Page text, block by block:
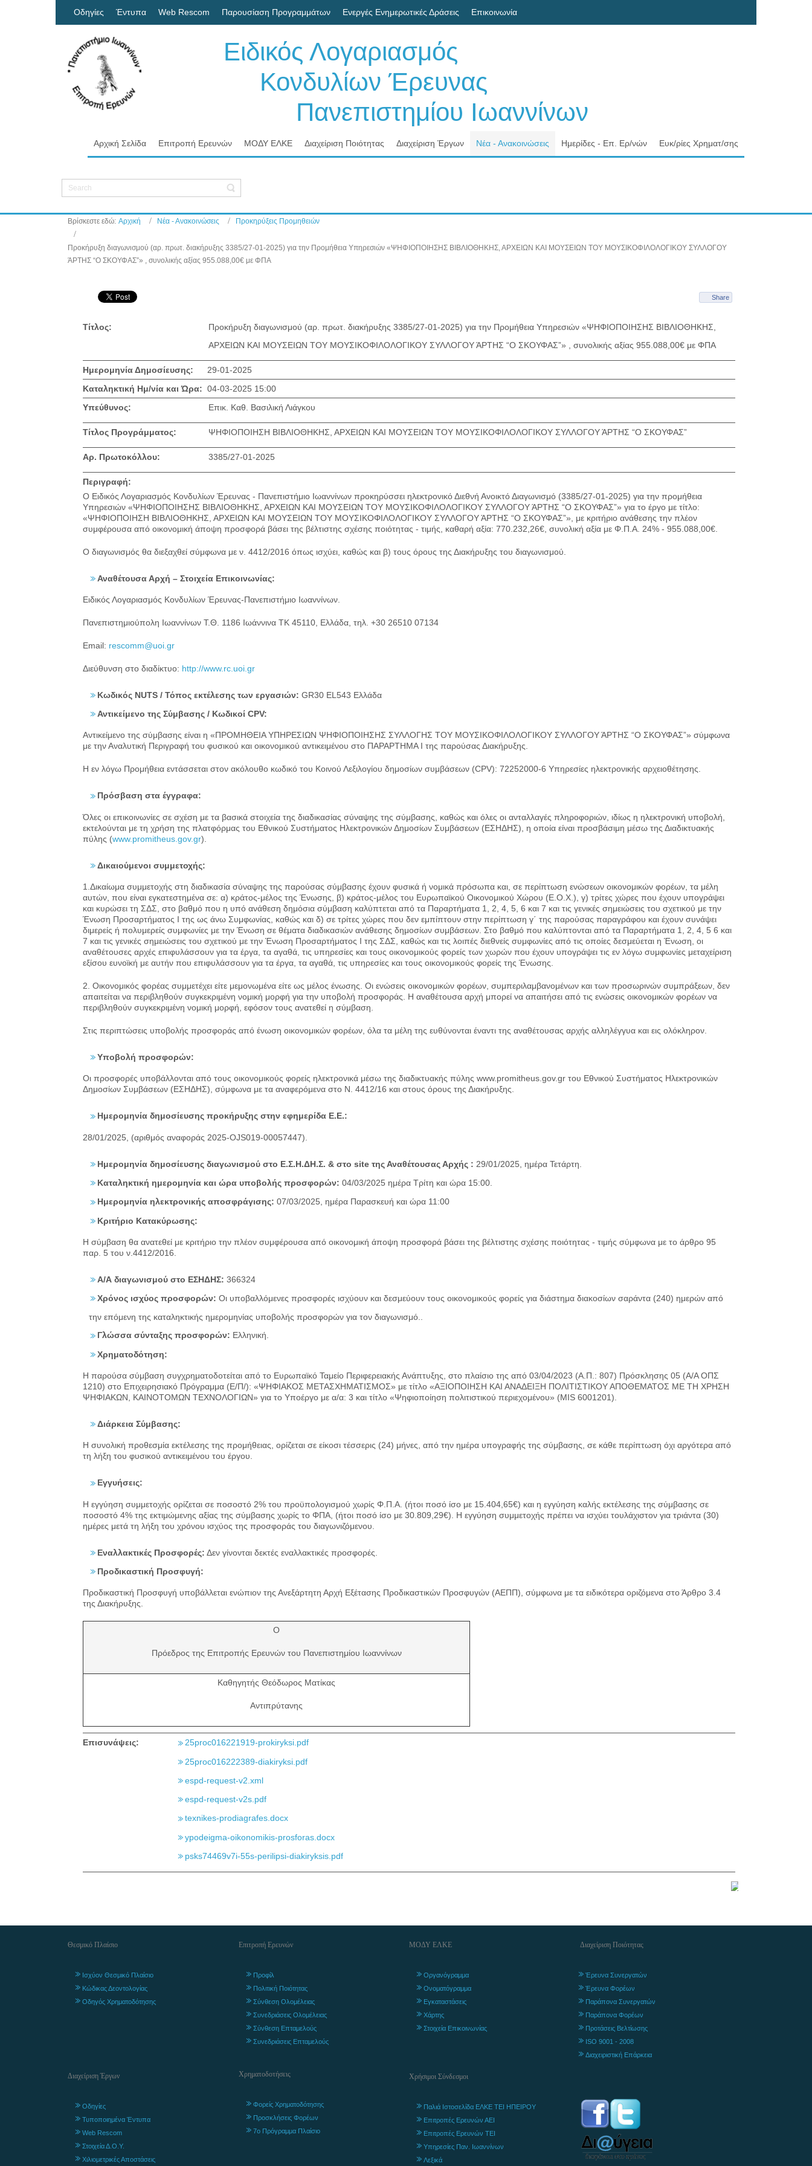
Οδηγίες Έντυπα Web Rescom Παρουσίαση Προγραμμάτων Ενεργές Ενημερωτικές Δράσεις Επικοινωνία
Ειδικός Λογαριασμός
Κονδυλίων Έρευνας
Πανεπιστημίου Ιωαννίνων
Αρχική Σελίδα Επιτροπή Ερευνών ΜΟΔΥ ΕΛΚΕ Διαχείριση Ποιότητας Διαχείριση Έργων Νέα - Ανακοινώσεις Ημερίδες - Επ. Ερ/νών Ευκ/ρίες Χρηματ/σης
Βρίσκεστε εδώ: Αρχική Νέα - Ανακοινώσεις Προκηρύξεις Προμηθειών
Προκήρυξη διαγωνισμού (αρ. πρωτ. διακήρυξης 3385/27-01-2025) για την Προμήθεια Υπηρεσιών «ΨΗΦΙΟΠΟΙΗΣΗΣ ΒΙΒΛΙΟΘΗΚΗΣ, ΑΡΧΕΙΩΝ ΚΑΙ ΜΟΥΣΕΙΩΝ ΤΟΥ ΜΟΥΣΙΚΟΦΙΛΟΛΟΓΙΚΟΥ ΣΥΛΛΟΓΟΥ
ΆΡΤΗΣ “Ο ΣΚΟΥΦΑΣ”» , συνολικής αξίας 955.088,00€ με ΦΠΑ
Share
Τίτλος:
Προκήρυξη διαγωνισμού (αρ. πρωτ. διακήρυξης 3385/27-01-2025) για την Προμήθεια Υπηρεσιών «ΨΗΦΙΟΠΟΙΗΣΗΣ ΒΙΒΛΙΟΘΗΚΗΣ,
ΑΡΧΕΙΩΝ ΚΑΙ ΜΟΥΣΕΙΩΝ ΤΟΥ ΜΟΥΣΙΚΟΦΙΛΟΛΟΓΙΚΟΥ ΣΥΛΛΟΓΟΥ ΆΡΤΗΣ “Ο ΣΚΟΥΦΑΣ”» , συνολικής αξίας 955.088,00€ με ΦΠΑ
Ημερομηνία Δημοσίευσης:
29-01-2025
Καταληκτική Ημ/νία και Ώρα: 04-03-2025 15:00
Υπεύθυνος:
Επικ. Καθ. Βασιλική Λιάγκου
Τίτλος Προγράμματος: ΨΗΦΙΟΠΟΙΗΣΗ ΒΙΒΛΙΟΘΗΚΗΣ, ΑΡΧΕΙΩΝ ΚΑΙ ΜΟΥΣΕΙΩΝ ΤΟΥ ΜΟΥΣΙΚΟΦΙΛΟΛΟΓΙΚΟΥ ΣΥΛΛΟΓΟΥ ΆΡΤΗΣ “Ο ΣΚΟΥΦΑΣ”
Αρ. Πρωτοκόλλου: 3385/27-01-2025
Περιγραφή:
Ο Ειδικός Λογαριασμός Κονδυλίων Έρευνας - Πανεπιστήμιο Ιωαννίνων προκηρύσσει ηλεκτρονικό Διεθνή Ανοικτό Διαγωνισμό (3385/27-01-2025) για την προμήθεια
Υπηρεσιών «ΨΗΦΙΟΠΟΙΗΣΗΣ ΒΙΒΛΙΟΘΗΚΗΣ, ΑΡΧΕΙΩΝ ΚΑΙ ΜΟΥΣΕΙΩΝ ΤΟΥ ΜΟΥΣΙΚΟΦΙΛΟΛΟΓΙΚΟΥ ΣΥΛΛΟΓΟΥ ΆΡΤΗΣ “Ο ΣΚΟΥΦΑΣ”» για το έργο με τίτλο:
«ΨΗΦΙΟΠΟΙΗΣΗ ΒΙΒΛΙΟΘΗΚΗΣ, ΑΡΧΕΙΩΝ ΚΑΙ ΜΟΥΣΕΙΩΝ ΤΟΥ ΜΟΥΣΙΚΟΦΙΛΟΛΟΓΙΚΟΥ ΣΥΛΛΟΓΟΥ ΆΡΤΗΣ “Ο ΣΚΟΥΦΑΣ”», με κριτήριο ανάθεσης την πλέον
συμφέρουσα από οικονομική άποψη προσφορά βάσει της βέλτιστης σχέσης ποιότητας - τιμής, καθαρή αξία: 770.232,26€, συνολική αξία με Φ.Π.Α. 24% - 955.088,00€.
Ο διαγωνισμός θα διεξαχθεί σύμφωνα με ν. 4412/2016 όπως ισχύει, καθώς και β) τους όρους της Διακήρυξης του διαγωνισμού.
Αναθέτουσα Αρχή – Στοιχεία Επικοινωνίας:
Ειδικός Λογαριασμός Κονδυλίων Έρευνας-Πανεπιστήμιο Ιωαννίνων.
Πανεπιστημιούπολη Ιωαννίνων Τ.Θ. 1186 Ιωάννινα ΤΚ 45110, Ελλάδα, τηλ. +30 26510 07134
Email: rescomm@uoi.gr
Διεύθυνση στο διαδίκτυο: http://www.rc.uoi.gr
Κωδικός NUTS / Τόπος εκτέλεσης των εργασιών: GR30 EL543 Ελλάδα
Αντικείμενο της Σύμβασης / Κωδικοί CPV:
Αντικείμενο της σύμβασης είναι η «ΠΡΟΜΗΘΕΙΑ ΥΠΗΡΕΣΙΩΝ ΨΗΦΙΟΠΟΙΗΣΗΣ ΣΥΛΛΟΓΗΣ ΤΟΥ ΜΟΥΣΙΚΟΦΙΛΟΛΟΓΙΚΟΥ ΣΥΛΛΟΓΟΥ ΆΡΤΗΣ “Ο ΣΚΟΥΦΑΣ”» σύμφωνα
με την Αναλυτική Περιγραφή του φυσικού και οικονομικού αντικειμένου στο ΠΑΡΑΡΤΗΜΑ Ι της παρούσας Διακήρυξης.
Η εν λόγω Προμήθεια εντάσσεται στον ακόλουθο κωδικό του Κοινού Λεξιλογίου δημοσίων συμβάσεων (CPV): 72252000-6 Υπηρεσίες ηλεκτρονικής αρχειοθέτησης.
Πρόσβαση στα έγγραφα:
Όλες οι επικοινωνίες σε σχέση με τα βασικά στοιχεία της διαδικασίας σύναψης της σύμβασης, καθώς και όλες οι ανταλλαγές πληροφοριών, ιδίως η ηλεκτρονική υποβολή,
εκτελούνται με τη χρήση της πλατφόρμας του Εθνικού Συστήματος Ηλεκτρονικών Δημοσίων Συμβάσεων (ΕΣΗΔΗΣ), η οποία είναι προσβάσιμη μέσω της Διαδικτυακής
πύλης (www.promitheus.gov.gr).
Δικαιούμενοι συμμετοχής:
1.Δικαίωμα συμμετοχής στη διαδικασία σύναψης της παρούσας σύμβασης έχουν φυσικά ή νομικά πρόσωπα και, σε περίπτωση ενώσεων οικονομικών φορέων, τα μέλη
αυτών, που είναι εγκατεστημένα σε: α) κράτος-μέλος της Ένωσης, β) κράτος-μέλος του Ευρωπαϊκού Οικονομικού Χώρου (Ε.Ο.Χ.), γ) τρίτες χώρες που έχουν υπογράψει
και κυρώσει τη ΣΔΣ, στο βαθμό που η υπό ανάθεση δημόσια σύμβαση καλύπτεται από τα Παραρτήματα 1, 2, 4, 5, 6 και 7 και τις γενικές σημειώσεις του σχετικού με την
Ένωση Προσαρτήματος I της ως άνω Συμφωνίας, καθώς και δ) σε τρίτες χώρες που δεν εμπίπτουν στην περίπτωση γ΄ της παρούσας παραγράφου και έχουν συνάψει
διμερείς ή πολυμερείς συμφωνίες με την Ένωση σε θέματα διαδικασιών ανάθεσης δημοσίων συμβάσεων. Στο βαθμό που καλύπτονται από τα Παραρτήματα 1, 2, 4, 5 6 και
7 και τις γενικές σημειώσεις του σχετικού με την Ένωση Προσαρτήματος I της ΣΔΣ, καθώς και τις λοιπές διεθνείς συμφωνίες από τις οποίες δεσμεύεται η Ένωση, οι
αναθέτουσες αρχές επιφυλάσσουν για τα έργα, τα αγαθά, τις υπηρεσίες και τους οικονομικούς φορείς των χωρών που έχουν υπογράψει τις εν λόγω συμφωνίες μεταχείριση
εξίσου ευνοϊκή με αυτήν που επιφυλάσσουν για τα έργα, τα αγαθά, τις υπηρεσίες και τους οικονομικούς φορείς της Ένωσης.
2. Οικονομικός φορέας συμμετέχει είτε μεμονωμένα είτε ως μέλος ένωσης. Οι ενώσεις οικονομικών φορέων, συμπεριλαμβανομένων και των προσωρινών συμπράξεων, δεν
απαιτείται να περιβληθούν συγκεκριμένη νομική μορφή για την υποβολή προσφοράς. Η αναθέτουσα αρχή μπορεί να απαιτήσει από τις ενώσεις οικονομικών φορέων να
περιβληθούν συγκεκριμένη νομική μορφή, εφόσον τους ανατεθεί η σύμβαση.
Στις περιπτώσεις υποβολής προσφοράς από ένωση οικονομικών φορέων, όλα τα μέλη της ευθύνονται έναντι της αναθέτουσας αρχής αλληλέγγυα και εις ολόκληρον.
Υποβολή προσφορών:
Οι προσφορές υποβάλλονται από τους οικονομικούς φορείς ηλεκτρονικά μέσω της διαδικτυακής πύλης www.promitheus.gov.gr του Εθνικού Συστήματος Ηλεκτρονικών
Δημοσίων Συμβάσεων (ΕΣΗΔΗΣ), σύμφωνα με τα αναφερόμενα στο Ν. 4412/16 και στους όρους της Διακήρυξης.
Ημερομηνία δημοσίευσης προκήρυξης στην εφημερίδα Ε.Ε.:
28/01/2025, (αριθμός αναφοράς 2025-OJS019-00057447).
Ημερομηνία δημοσίευσης διαγωνισμού στο Ε.Σ.Η.ΔΗ.Σ. & στο site της Αναθέτουσας Αρχής : 29/01/2025, ημέρα Τετάρτη.
Καταληκτική ημερομηνία και ώρα υποβολής προσφορών: 04/03/2025 ημέρα Τρίτη και ώρα 15:00.
Ημερομηνία ηλεκτρονικής αποσφράγισης: 07/03/2025, ημέρα Παρασκευή και ώρα 11:00
Κριτήριο Κατακύρωσης:
Η σύμβαση θα ανατεθεί με κριτήριο την πλέον συμφέρουσα από οικονομική άποψη προσφορά βάσει της βέλτιστης σχέσης ποιότητας - τιμής σύμφωνα με το άρθρο 95
παρ. 5 του ν.4412/2016.
Α/Α διαγωνισμού στο ΕΣΗΔΗΣ: 366324
Χρόνος ισχύος προσφορών: Οι υποβαλλόμενες προσφορές ισχύουν και δεσμεύουν τους οικονομικούς φορείς για διάστημα διακοσίων σαράντα (240) ημερών από
την επόμενη της καταληκτικής ημερομηνίας υποβολής προσφορών για τον διαγωνισμό..
Γλώσσα σύνταξης προσφορών: Ελληνική.
Χρηματοδότηση:
Η παρούσα σύμβαση συγχρηματοδοτείται από το Ευρωπαϊκό Ταμείο Περιφερειακής Ανάπτυξης, στο πλαίσιο της από 03/04/2023 (Α.Π.: 807) Πρόσκλησης 05 (Α/Α ΟΠΣ
1210) στο Επιχειρησιακό Πρόγραμμα (Ε/Π/): «ΨΗΦΙΑΚΟΣ ΜΕΤΑΣΧΗΜΑΤΙΣΜΟΣ» με τίτλο «ΑΞΙΟΠΟΙΗΣΗ ΚΑΙ ΑΝΑΔΕΙΞΗ ΠΟΛΙΤΙΣΤΙΚΟΥ ΑΠΟΘΕΜΑΤΟΣ ΜΕ ΤΗ ΧΡΗΣΗ
ΨΗΦΙΑΚΩΝ, ΚΑΙΝΟΤΟΜΩΝ ΤΕΧΝΟΛΟΓΙΩΝ» για το Υποέργο με α/α: 3 και τίτλο «Ψηφιοποίηση πολιτιστικού περιεχομένου» (MIS 6001201).
Διάρκεια Σύμβασης:
Η συνολική προθεσμία εκτέλεσης της προμήθειας, ορίζεται σε είκοσι τέσσερις (24) μήνες, από την ημέρα υπογραφής της σύμβασης, σε κάθε περίπτωση όχι αργότερα από
τη λήξη του φυσικού αντικειμένου του έργου.
Εγγυήσεις:
Η εγγύηση συμμετοχής ορίζεται σε ποσοστό 2% του προϋπολογισμού χωρίς Φ.Π.Α. (ήτοι ποσό ίσο με 15.404,65€) και η εγγύηση καλής εκτέλεσης της σύμβασης σε
ποσοστό 4% της εκτιμώμενης αξίας της σύμβασης χωρίς το ΦΠΑ, (ήτοι ποσό ίσο με 30.809,29€). Η εγγύηση συμμετοχής πρέπει να ισχύει τουλάχιστον για τριάντα (30)
ημέρες μετά τη λήξη του χρόνου ισχύος της προσφοράς του διαγωνιζόμενου.
Εναλλακτικές Προσφορές: Δεν γίνονται δεκτές εναλλακτικές προσφορές.
Προδικαστική Προσφυγή:
Προδικαστική Προσφυγή υποβάλλεται ενώπιον της Ανεξάρτητη Αρχή Εξέτασης Προδικαστικών Προσφυγών (ΑΕΠΠ), σύμφωνα με τα ειδικότερα οριζόμενα στο Άρθρο 3.4
της Διακήρυξης.
Ο
Πρόεδρος της Επιτροπής Ερευνών του Πανεπιστημίου Ιωαννίνων
Καθηγητής Θεόδωρος Ματίκας
Αντιπρύτανης
Επισυνάψεις:
25proc016221919-prokiryksi.pdf
25proc016222389-diakiryksi.pdf
espd-request-v2.xml
espd-request-v2s.pdf
texnikes-prodiagrafes.docx
ypodeigma-oikonomikis-prosforas.docx
psks74469v7i-55s-perilipsi-diakiryksis.pdf
Θεσμικό Πλαίσιο
Ισχύον Θεσμικό Πλαίσιο
Κώδικας Δεοντολογίας
Οδηγός Χρηματοδότησης
Διαχείριση Έργων
Οδηγίες
Τυποποιημένα Έντυπα
Web Rescom
Στοιχεία Δ.Ο.Υ.
Χιλιομετρικές Αποστάσεις
Επιτροπή Ερευνών
Προφίλ
Πολιτική Ποιότητας
Σύνθεση Ολομέλειας
Συνεδριάσεις Ολομέλειας
Σύνθεση Επταμελούς
Συνεδριάσεις Επταμελούς
Χρηματοδοτήσεις
Φορείς Χρηματοδότησης
Προσκλήσεις Φορέων
7ο Πρόγραμμα Πλαίσιο
ΜΟΔΥ ΕΛΚΕ
Οργανόγραμμα
Ονοματόγραμμα
Εγκαταστάσεις
Χάρτης
Στοιχεία Επικοινωνίας
Χρήσιμοι Σύνδεσμοι
Παλιά Ιστοσελίδα ΕΛΚΕ ΤΕΙ ΗΠΕΙΡΟΥ
Επιτροπές Ερευνών ΑΕΙ
Επιτροπές Ερευνών ΤΕΙ
Υπηρεσίες Παν. Ιωαννίνων
Λεξικά
Διαχείριση Ποιότητας
Έρευνα Συνεργατών
Έρευνα Φορέων
Παράπονα Συνεργατών
Παράπονα Φορέων
Προτάσεις Βελτίωσης
ISO 9001 - 2008
Διαχειριστική Επάρκεια